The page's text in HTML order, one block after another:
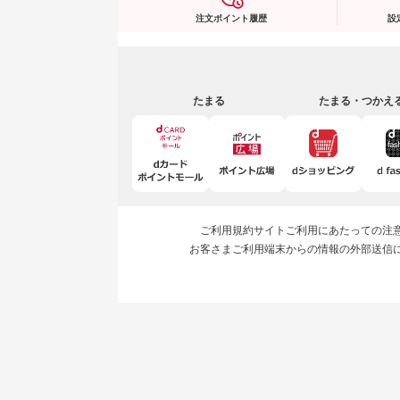
注文ポイント履歴 設
たまる たまる・つかえ
ご利用規約サイトご利用にあたっての注
お客さまご利用端末からの情報の外部送信